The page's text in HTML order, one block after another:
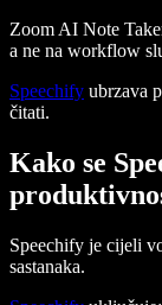
Zoom AI Note
a ne na workflow
Speechify ubrzava
čitati.
Kako se
Speechify je cijeli
sastanaka.